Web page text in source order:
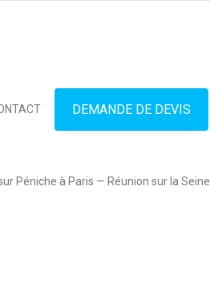
DEMANDE DE DEVIS
Péniche à Paris — Réunion sur la Seine